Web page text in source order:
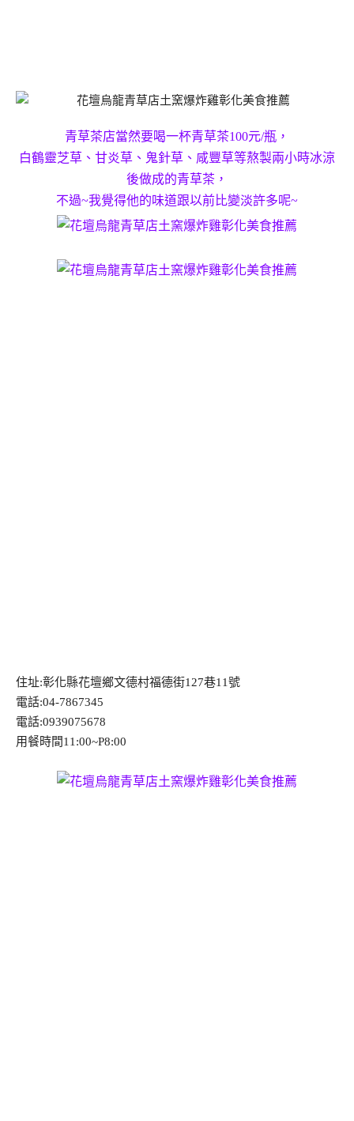
青草茶店當然要喝一杯青草茶100元/瓶，
白鶴靈芝草、甘炎草、鬼針草、咸豐草等熬製兩小時冰涼
後做成的青草茶，
不過~我覺得他的味道跟以前比變淡許多呢~
住址:彰化縣花壇鄉文德村福德街127巷11號
電話:04-7867345
電話:0939075678
用餐時間11:00~P8:00